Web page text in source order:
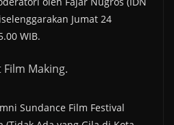
Jumat 24
WIB.
Making.
Sundance Film Festival